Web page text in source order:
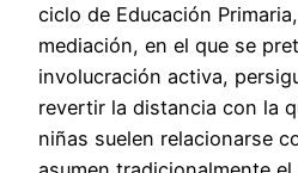
ciclo de Educación
mediación, en el que se
involucración activa,
revertir la distancia con la
niñas suelen relacionarse